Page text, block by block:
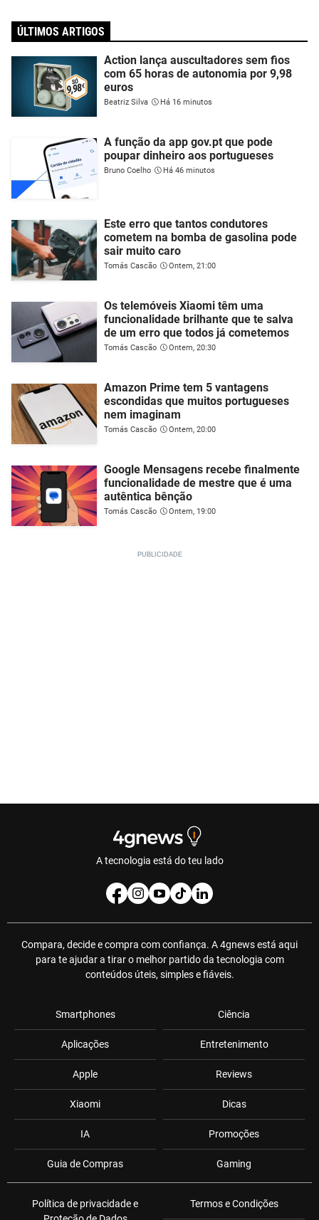
ÚLTIMOS ARTIGOS
Action lança auscultadores sem fios
com 65 horas de autonomia por 9,98
euros
Beatriz Silva Há 16 minutos
A função da app gov.pt que pode
poupar dinheiro aos portugueses
Bruno Coelho Há 46 minutos
Este erro que tantos condutores
cometem na bomba de gasolina pode
sair muito caro
Tomás Cascão Ontem, 21:00
Os telemóveis Xiaomi têm uma
funcionalidade brilhante que te salva
de um erro que todos já cometemos
Tomás Cascão Ontem, 20:30
Amazon Prime tem 5 vantagens
escondidas que muitos portugueses
nem imaginam
Tomás Cascão Ontem, 20:00
Google Mensagens recebe finalmente
funcionalidade de mestre que é uma
autêntica bênção
Tomás Cascão Ontem, 19:00
A tecnologia está do teu lado
Compara, decide e compra com confiança. A 4gnews está aqui
para te ajudar a tirar o melhor partido da tecnologia com
conteúdos úteis, simples e fiáveis.
Smartphones
Aplicações
Apple
Xiaomi
IA
Guia de Compras
Ciência
Entretenimento
Reviews
Dicas
Promoções
Gaming
Política de privacidade e
Termos e Condições